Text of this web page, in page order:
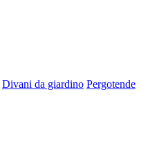
Divani da giardino Pergotende